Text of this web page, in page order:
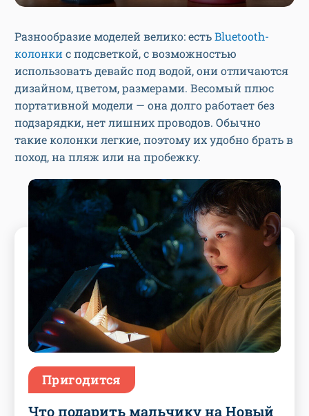
Разнообразие моделей велико: естьBluetooth-
колонки с подсветкой, с возможностью
использовать девайс под водой, они отличаются
дизайном, цветом, размерами. Весомый плюс
портативной модели — она долго работает без
подзарядки, нет лишних проводов. Обычно
такие колонки легкие, поэтому их удобно брать в
поход, на пляж или на пробежку.
Пригодится
Что подарить мальчику на Новый